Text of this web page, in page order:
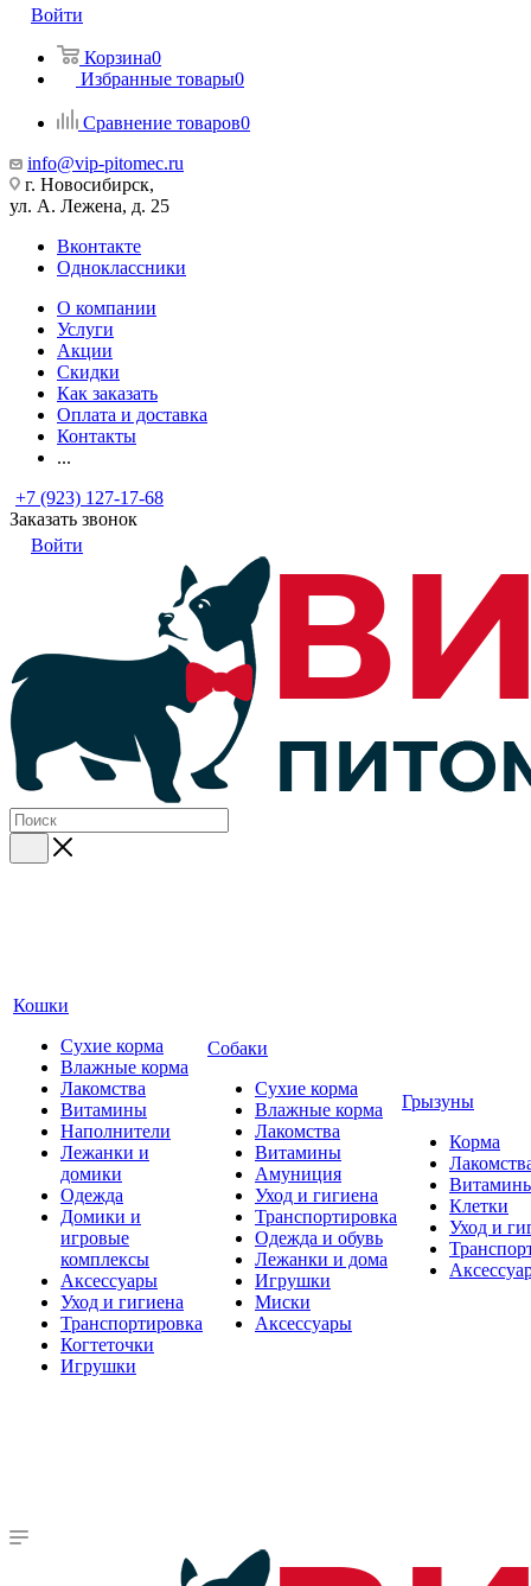
Войти
Корзина0
Избранные товары0
Сравнение товаров0
info@vip-pitomec.ru
г. Новосибирск,
ул. А. Лежена, д. 25
Вконтакте
Одноклассники
О компании
Услуги
Акции
Скидки
Как заказать
Оплата и доставка
Контакты
...
+7 (923) 127-17-68
Заказать звонок
Войти
Кошки
Сухие корма
Влажные корма
Лакомства
Витамины
Наполнители
Лежанки и
домики
Одежда
Домики и
игровые
комплексы
Аксессуары
Уход и гигиена
Транспортировка
Когтеточки
Игрушки
Собаки
Сухие корма
Влажные корма
Лакомства
Витамины
Амуниция
Уход и гигиена
Транспортировка
Одежда и обувь
Лежанки и дома
Игрушки
Миски
Аксессуары
Грызуны
Корма
Клетки
Уход и